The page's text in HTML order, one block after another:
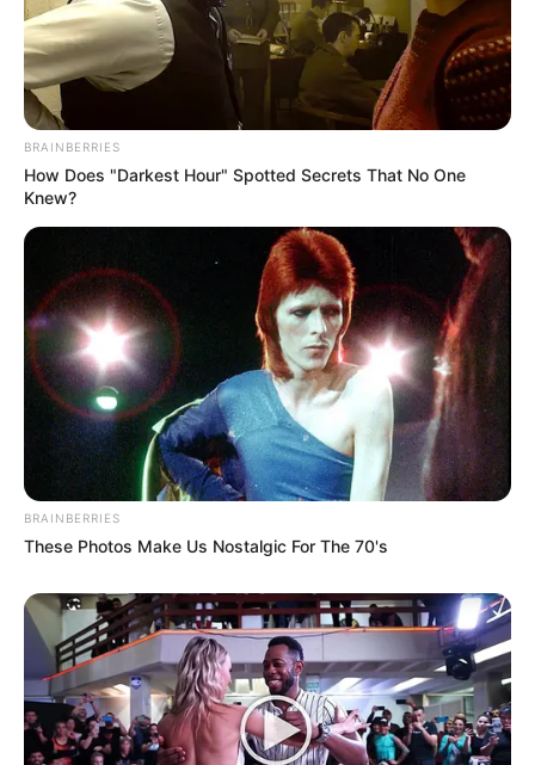
BRAINBERRIES
How Does "Darkest Hour" Spotted Secrets That No One
Knew?
BRAINBERRIES
These Photos Make Us Nostalgic For The 70's